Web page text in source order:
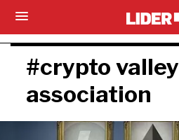
#crypto valley
association